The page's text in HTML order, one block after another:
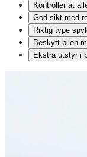
Kontroller at
God sikt med
Riktig type
Beskytt bilen
Ekstra utstyr i